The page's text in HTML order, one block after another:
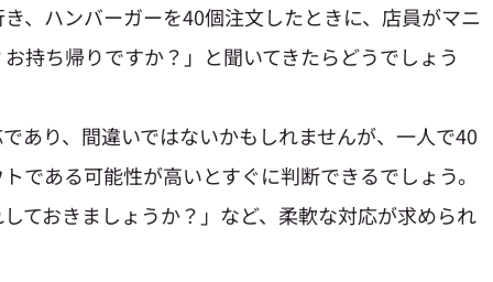
、ハンバーガーを40個注文したときに、店員がマニ
持ち帰りですか？」と聞いてきたらどうでしょう
あり、間違いではないかもしれませんが、一人で40
である可能性が高いとすぐに判断できるでしょう。
ておきましょうか？」など、柔軟な対応が求められ